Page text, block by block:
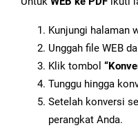
Kunjungi halaman
Unggah file WEB
Klik tombol
Tunggu hingga
Setelah konversi
perangkat Anda.